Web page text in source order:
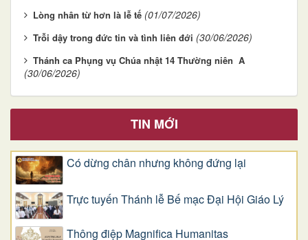
Lòng nhân từ hơn là lễ tế (01/07/2026)
Trỗi dậy trong đức tin và tình liên đới (30/06/2026)
Thánh ca Phụng vụ Chúa nhật 14 Thường niên A
(30/06/2026)
TIN MỚI
Có dừng chân nhưng không đứng lại
Trực tuyến Thánh lễ Bế mạc Đại Hội Giáo Lý
Thông điệp Magnifica Humanitas